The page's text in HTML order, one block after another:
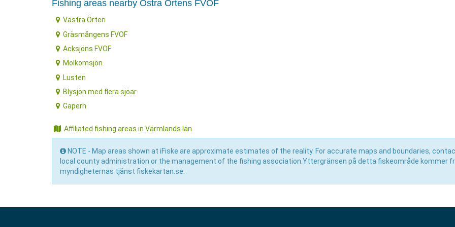
Fishing areas nearby Östra Örtens FVOF
Västra Örten
Gräsmångens FVOF
Acksjöns FVOF
Molkomsjön
Lusten
Blysjön med flera sjöar
Gapern
Affiliated fishing areas in Värmlands län
NOTE - Map areas shown at iFiske are approximate estimates of the reality. For accurate maps and boundaries,
local county administration or the management of the fishing association.Yttergränsen på detta fiskeområde kommer
myndigheternas tjänst fiskekartan.se.